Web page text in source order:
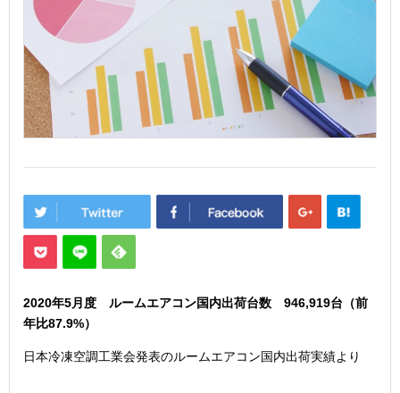
2020年5月度 ルームエアコン国内出荷台数 946,919台（前
年比87.9%）
日本冷凍空調工業会発表のルームエアコン国内出荷実績より